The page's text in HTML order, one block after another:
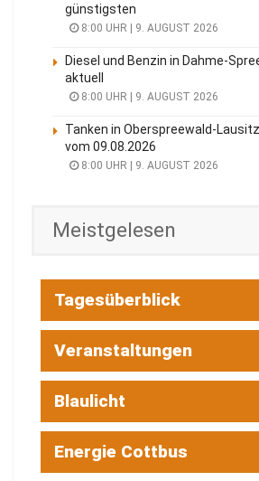
günstigsten
8:00 UHR | 9. AUGUST 2026
Diesel und Benzin in Dahme-
aktuell
8:00 UHR | 9. AUGUST 2026
Tanken in Oberspreewald-
vom 09.08.2026
8:00 UHR | 9. AUGUST 2026
Meistgelesen
Tagesüberblick
Veranstaltungen
Blaulicht
Energie Cottbus